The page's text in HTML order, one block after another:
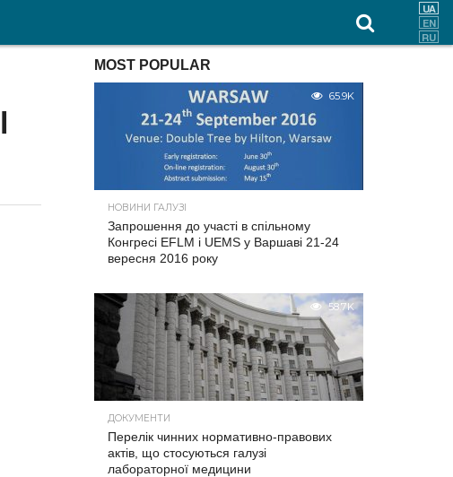
MOST POPULAR
65.9K
НОВИНИ ГАЛУЗІ
Запрошення до участі в спільному
Конгресі EFLM і UEMS у Варшаві 21-24
вересня 2016 року
58.7K
ДОКУМЕНТИ
Перелік чинних нормативно-правових
актів, що стосуються галузі
лабораторної медицини